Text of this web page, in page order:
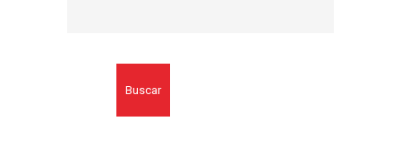
Buscar